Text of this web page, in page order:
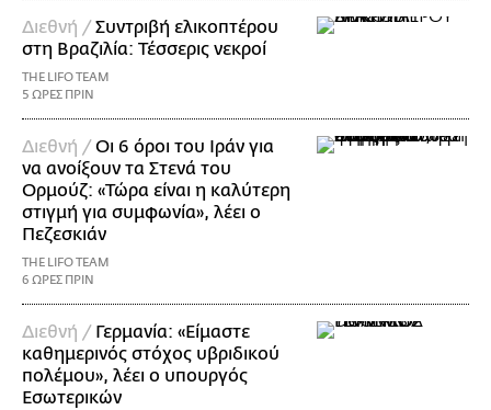
Διεθνή / Συντριβή ελικοπτέρου
στη Βραζιλία: Τέσσερις νεκροί
THE LIFO TEAM
5 ΩΡΕΣ ΠΡΙΝ
Διεθνή / Οι 6 όροι του Ιράν για
να ανοίξουν τα Στενά του
Ορμούζ: «Τώρα είναι η καλύτερη
στιγμή για συμφωνία», λέει ο
Πεζεσκιάν
THE LIFO TEAM
6 ΩΡΕΣ ΠΡΙΝ
Διεθνή / Γερμανία: «Είμαστε
καθημερινός στόχος υβριδικού
πολέμου», λέει ο υπουργός
Εσωτερικών